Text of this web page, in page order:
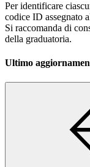
Per identificare
codice ID assegnato
Si raccomanda di
della graduatoria.
Ultimo